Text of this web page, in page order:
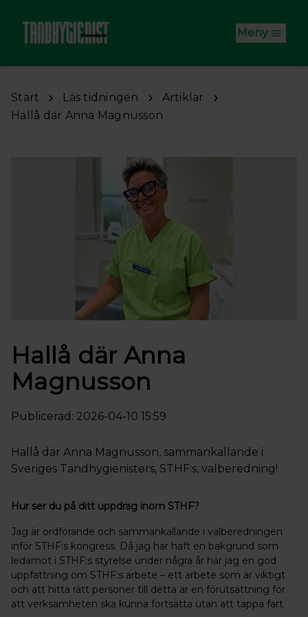
Meny
Start Läs tidningen
Artiklar
Hallå där Anna Magnusson
Hallå där Anna
Magnusson
Publicerad: 2026-04-10 15:59
Hallå där Anna Magnusson, sammankallande i
Sveriges Tandhygienisters, STHF:s, valberedning!
Hur ser du på ditt uppdrag inom STHF?
Jag är ordförande och sammankallande i valberedningen
inför STHF:s kongress. Då jag har haft en bakgrund som
ledamot i STHF:s styrelse under några år har jag en god
uppfattning om STHF:s arbete – ett arbete som är viktigt
och att hitta rätt personer till detta är en förutsättning för
att verksamheten ska kunna fortsätta utan att tappa fart.